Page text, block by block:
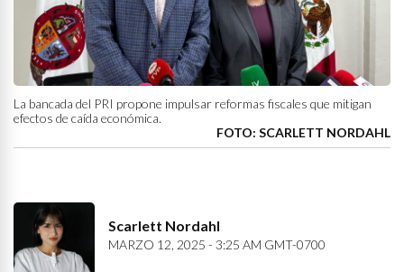
La bancada del PRI propone impulsar reformas fiscales que mitigan
efectos de caída económica.
FOTO: SCARLETT NORDAHL
Scarlett Nordahl
MARZO 12, 2025 - 3:25 AM GMT-0700